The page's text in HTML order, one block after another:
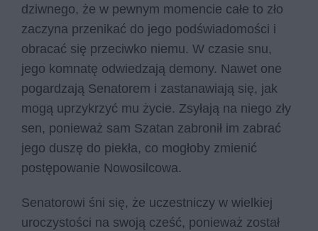
dziwnego, że w pewnym momencie całe to zło
zaczyna przenikać do jego podświadomości i
obracać się przeciwko niemu. W czasie snu,
jego komnatę odwiedzają demony. Nawet one
pogardzają Senatorem i zastanawiają się, jak
mogą uprzykrzyć mu życie. Zsyłają na niego zły
sen, ponieważ sam Szatan zabronił im zabrać
jego duszę do piekła, co mogłoby zmienić
postępowanie Nowosilcowa.
Senatorowi śni się, że uczestniczy w wielkiej
uroczystości na swoją cześć, ponieważ został